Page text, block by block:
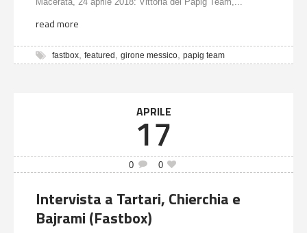
read more
fastbox featured girone messico papig team
APRILE
17
0 0
Intervista a Tartari, Chierchia e
Bajrami (Fastbox)